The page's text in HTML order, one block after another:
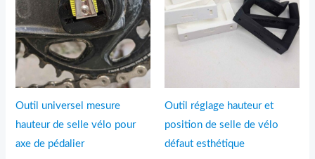
Outil universel mesure
hauteur de selle vélo pour
axe de pédalier
Outil réglage hauteur et
position de selle de vélo
défaut esthétique
24,95€